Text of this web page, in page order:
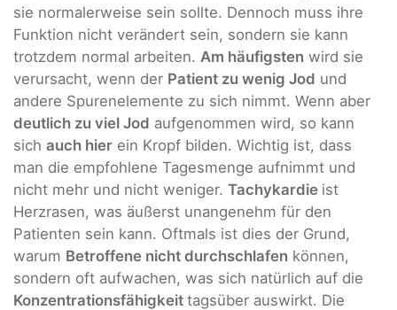
sie normalerweise sein sollte. Dennoch muss ihre
Funktion nicht verändert sein, sondern sie kann
trotzdem normal arbeiten. Am häufigsten wird sie
verursacht, wenn der Patient zu wenig Jod und
andere Spurenelemente zu sich nimmt. Wenn aber
deutlich zu viel Jod aufgenommen wird, so kann
sich auch hier ein Kropf bilden. Wichtig ist, dass
man die empfohlene Tagesmenge aufnimmt und
nicht mehr und nicht weniger. Tachykardie ist
Herzrasen, was äußerst unangenehm für den
Patienten sein kann. Oftmals ist dies der Grund,
warum Betroffene nicht durchschlafen können,
sondern oft aufwachen, was sich natürlich auf die
Konzentrationsfähigkeit tagsüber auswirkt. Die